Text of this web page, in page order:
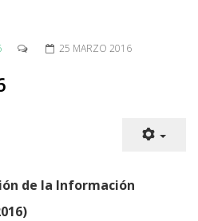
25 MARZO 2016
de la Información